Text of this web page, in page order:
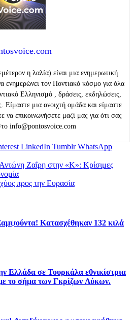
η λαλία) είναι μια ενημερωτική
ενημερώνει τον Ποντιακό κόσμο για όλα
Ελληνισμό , δράσεις, εκδηλώσεις,
Είμαστε μια ανοιχτή ομάδα και είμαστε
επικοινωνήσετε μαζί μας για ότι σας
info@pontosvoice.com
LinkedIn Tumblr WhatsApp
Ζαΐρη στην «Κ»: Κρίσιμες
προς την Ευρασία
Κατασχέθηκαν 132 κιλά
Ελλάδα σε Τουρκάλα εθνικίστρια
το σήμα των Γκρίζων Λύκων.